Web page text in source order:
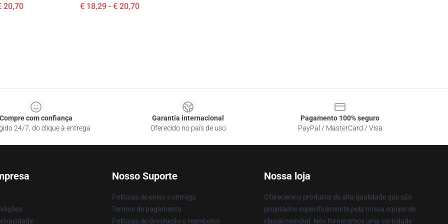
20,70 € 18,29 - € 20,70
Compre com confiança
24/7, do clique à entrega
Garantia internacional
Oferecido no país de uso
Pagamento 100% seguro
PayPal / MasterCard / Visa
Nosso Suporte
Políticas de envio e entrega
Termos de pagamento
Políticas de devolução e reembolso
Nossa loja
Oferecemos produtos de alta qualidade que são
projetados especificamente pela nossa equipe de
classe mundial. Nós fornecemos uma variedade